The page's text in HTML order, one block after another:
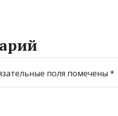
поля помечены *